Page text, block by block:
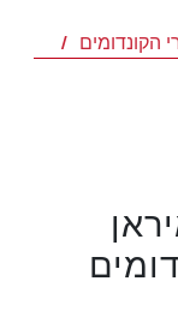
הקונדומים